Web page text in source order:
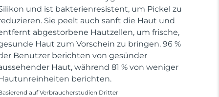
und ist bakterienresistent, um Pickel zu
Sie peelt auch sanft die Haut und
abgestorbene Hautzellen, um frische,
Haut zum Vorschein zu bringen. 96 %
Benutzer berichten von gesünder
Haut, während 81 % von weniger
berichten.
auf Verbraucherstudien Dritter